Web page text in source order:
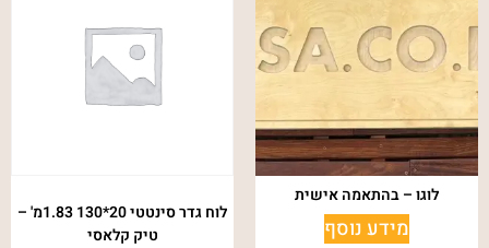
לוגו – בהתאמה אישית
מידע נוסף
לוח גדר סינטטי 20*130 1.83מ' –
טיק קלאסי